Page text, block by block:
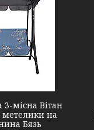
3-місна Вітан
метелики на
Бязь